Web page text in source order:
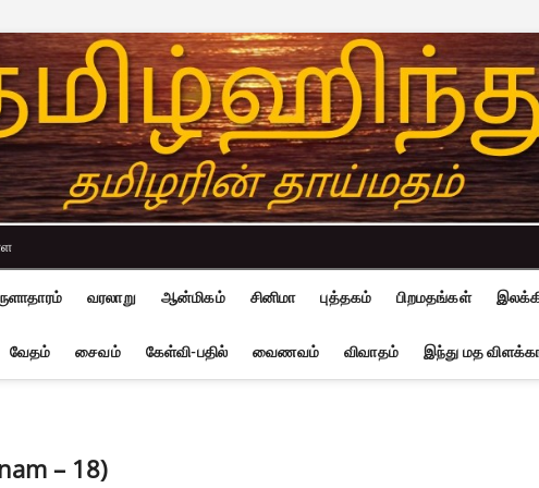
வரலாறு ஆன்மிகம் சினிமா புத்தகம் பிறமதங்கள்
வேதம் சைவம் கேள்வி-பதில் வைணவம் விவாதம் இந்து மத
– 18)